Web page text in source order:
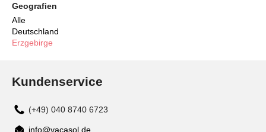
Geografien
Alle
Deutschland
Erzgebirge
Kundenservice
(+49) 040 8740 6723
info@vacasol.de